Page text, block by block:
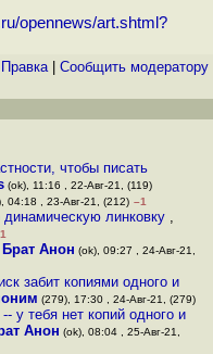
opennews/art.shtml?
Правка| Cообщить модератору
чтобы писать
(ok), 11:16 , 22-Авг-21, (119)
04:18 , 23-Авг-21, (212) –1
линковку ,
Брат Анон (ok), 09:27 , 24-Авг-21,
забит копиями одного и
(279), 17:30 , 24-Авг-21, (279)
у тебя нет копий одного и
Анон (ok), 08:04 , 25-Авг-21,